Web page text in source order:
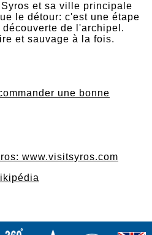
et sa ville principale
le détour: c'est une étape
de l'archipel.
et sauvage à la fois.
une bonne
www.visitsyros.com